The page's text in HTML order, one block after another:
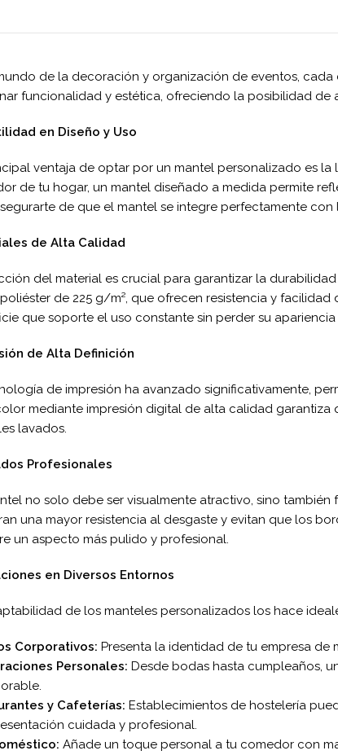
de la decoración y organización de eventos,
funcionalidad y estética, ofreciendo la posibilidad de
en Diseño y Uso
ventaja de optar por un mantel personalizado es
de tu hogar, un mantel diseñado a medida permite
de que el mantel se integre perfectamente
de Alta Calidad
del material es crucial para garantizar la
de 225 g/m², que ofrecen resistencia y
que soporte el uso constante sin perder su apariencia
de Alta Definición
de impresión ha avanzado significativamente,
mediante impresión digital de alta calidad garantiza
lavados.
Profesionales
no solo debe ser visualmente atractivo, sino
una mayor resistencia al desgaste y evitan que los
un aspecto más pulido y profesional.
en Diversos Entornos
de los manteles personalizados los hace
Corporativos: Presenta la identidad de tu empresa
Personales: Desde bodas hasta cumpleaños,
y Cafeterías: Establecimientos de hostelería
cuidada y profesional.
Añade un toque personal a tu comedor con